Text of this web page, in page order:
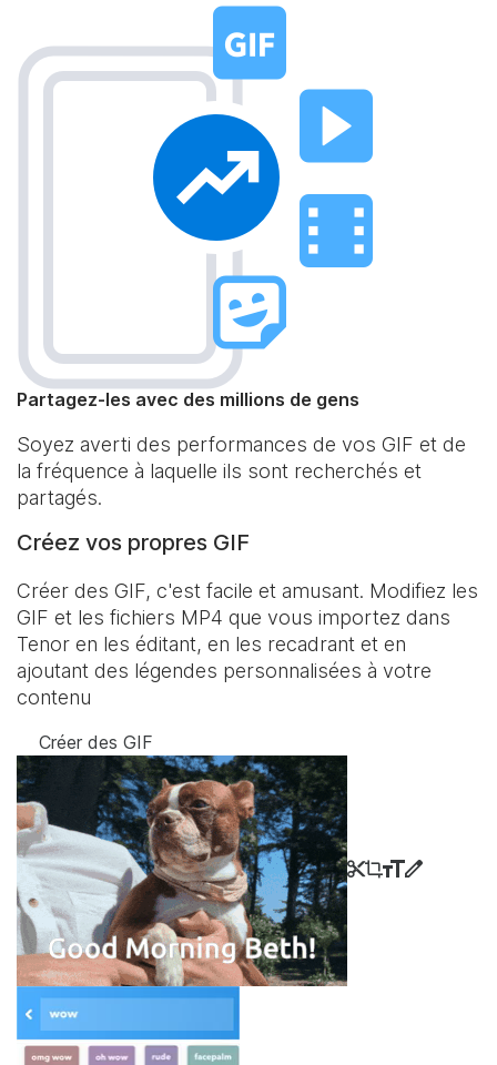
Partagez-les avec des millions de gens
Soyez averti des performances de vos GIF et de
la fréquence à laquelle ils sont recherchés et
partagés.
Créez vos propres GIF
Créer des GIF, c'est facile et amusant. Modifiez les
GIF et les fichiers MP4 que vous importez dans
Tenor en les éditant, en les recadrant et en
ajoutant des légendes personnalisées à votre
contenu
Créer des GIF